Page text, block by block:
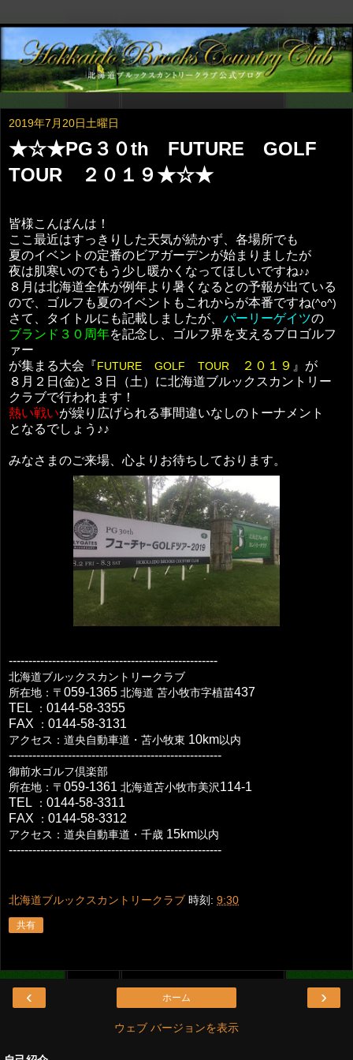
2019年7月20日土曜日
★☆★PG３０th FUTURE GOLF
TOUR ２０１９★☆★
皆様こんばんは！
ここ最近はすっきりした天気が続かず、各場所でも
夏のイベントの定番のビアガーデンが始まりましたが
夜は肌寒いのでもう少し暖かくなってほしいですね♪♪
８月は北海道全体が例年より暑くなるとの予報が出ている
ので、ゴルフも夏のイベントもこれからが本番ですね(^o^)
さて、タイトルにも記載しましたが、 パーリーゲイツの
ブランド３０周年を記念し、ゴルフ界を支えるプロゴルフ
ァー
が集まる大会『FUTURE GOLF TOUR ２０１９ 』が
８月２日 (金)と３日（土）に北海道ブルックスカントリー
クラブで行われます！
熱い戦いが繰り広げられる事間違いなしのトーナメント
となるでしょう♪♪
みなさまのご来場、心よりお待ちしております。
-----------------------------------------------------
北海道ブルックスカントリークラブ
所在地：〒 059-1365 北海道 苫小牧市字植苗437
TEL
： 0144-58-3355
FAX
： 0144-58-3131
アクセス：道央自動車道・苫小牧東 10km以内
------------------------------------------------------
御前水ゴルフ倶楽部
所在地：〒 059-1361 北海道苫小牧市美沢 114-1
TEL
： 0144-58-3311
FAX
： 0144-58-3312
アクセス：道央自動車道・千歳 15km以内
------------------------------------------------------
北海道ブルックスカントリークラブ 時刻: 9:30
共有
‹ ›
ホーム
ウェブ バージョンを表示